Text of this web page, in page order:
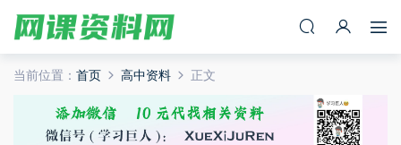
当前位置： 首页 高中资料 正文